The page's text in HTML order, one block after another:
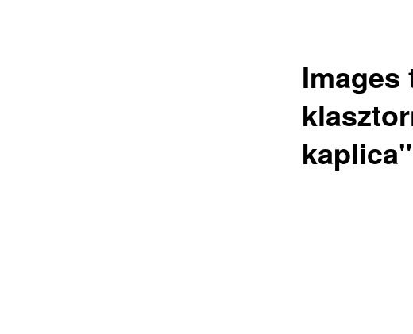
Images
kaplica"